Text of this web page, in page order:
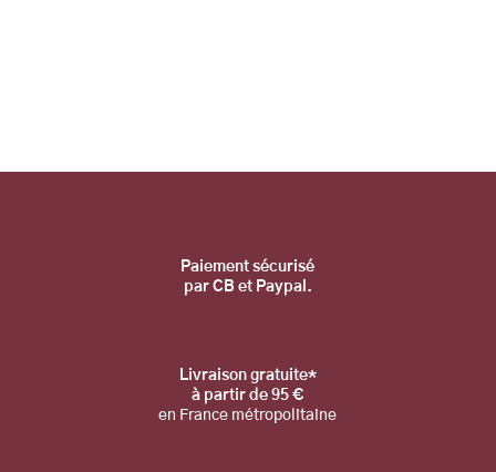
Paiement sécurisé
par CB et Paypal.
Livraison gratuite*
à partir de 95 €
en France métropolitaine